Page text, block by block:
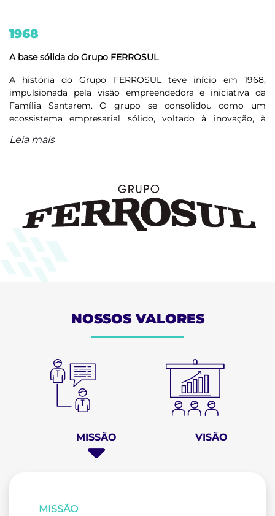
1968
A base sólida do Grupo FERROSUL
A história do Grupo FERROSUL teve início em 1968,
impulsionada pela visão empreendedora e iniciativa da
Família Santarem. O grupo se consolidou como um
ecossistema empresarial sólido, voltado à inovação, à
Brasil. Com um modelo de gestão focado em crescimento
Leia mais
NOSSOS VALORES
MISSÃO VISÃO
MISSÃO